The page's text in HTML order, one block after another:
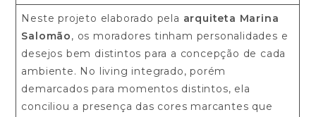
Neste projeto elaborado pela arquiteta Marina
Salomão, os moradores tinham personalidades e
desejos bem distintos para a concepção de cada
ambiente. No living integrado, porém
demarcados para momentos distintos, ela
conciliou a presença das cores marcantes que